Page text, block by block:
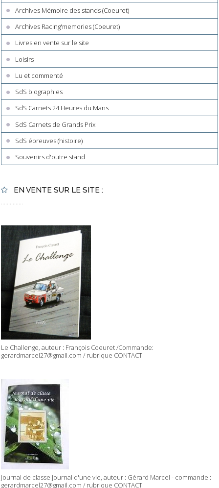
Archives Mémoire des stands (Coeuret)
Archives Racing'memories (Coeuret)
Livres en vente sur le site
Loisirs
Lu et commenté
SdS biographies
SdS Carnets 24 Heures du Mans
SdS Carnets de Grands Prix
SdS épreuves (histoire)
Souvenirs d'outre stand
EN VENTE SUR LE SITE :
...............
Le Challenge, auteur : François Coeuret /Commande:
gerardmarcel27@gmail.com / rubrique CONTACT
Journal de classe journal d'une vie, auteur : Gérard Marcel - commande :
gerardmarcel27@gmail.com / rubrique CONTACT